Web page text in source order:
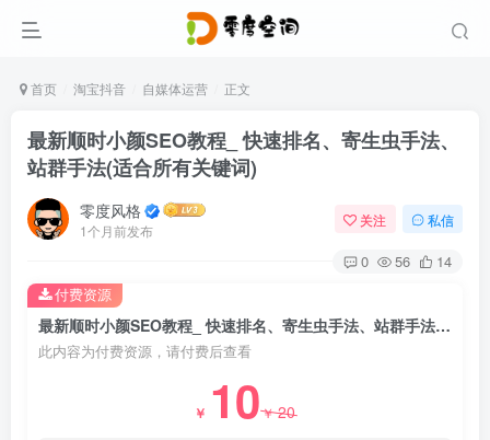
首页 淘宝抖音 自媒体运营 正文
最新顺时小颜SEO教程_ 快速排名、寄生虫手法、
站群手法(适合所有关键词)
零度风格
1个月前发布
关注 私信
0 56 14
最新顺时小颜SEO教程_ 快速排名、寄生虫手法、站群手法(适合所有关键词)
此内容为付费资源，请付费后查看
￥ 10￥20
付费资源